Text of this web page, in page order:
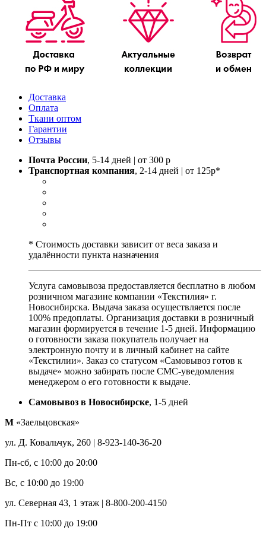
Доставка
Оплата
Ткани оптом
Гарантии
Отзывы
Почта России, 5-14 дней | от 300 р
Транспортная компания, 2-14 дней | от 125р*
* Стоимость доставки зависит от веса заказа и
удалённости пункта назначения
Услуга самовывоза предоставляется бесплатно в любом
розничном магазине компании «Текстилия» г.
Новосибирска. Выдача заказа осуществляется после
100% предоплаты. Организация доставки в розничный
магазин формируется в течение 1-5 дней. Информацию
о готовности заказа покупатель получает на
электронную почту и в личный кабинет на сайте
«Текстилии». Заказ со статусом «Самовывоз готов к
выдаче» можно забирать после СМС-уведомления
менеджером о его готовности к выдаче.
Самовывоз в Новосибирске, 1-5 дней
М «Заельцовская»
ул. Д. Ковальчук, 260 | 8-923-140-36-20
Пн-сб, с 10:00 до 20:00
Вс, с 10:00 до 19:00
ул. Северная 43, 1 этаж | 8-800-200-4150
Пн-Пт с 10:00 до 19:00